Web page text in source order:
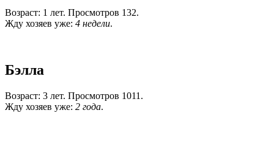
Возраст: 1 лет. Просмотров 132.
Жду хозяев уже: 4 недели.
Бэлла
Возраст: 3 лет. Просмотров 1011.
Жду хозяев уже: 2 года.